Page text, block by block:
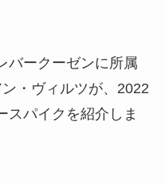
バークーゼンに所属
・ヴィルツが、2022
スパイクを紹介しま